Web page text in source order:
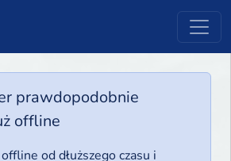
prawdopodobnie
offline
od dłuższego czasu i